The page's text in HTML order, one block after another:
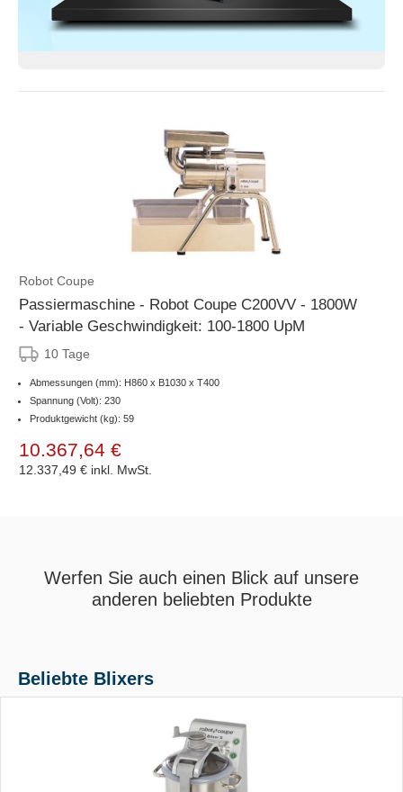
Robot Coupe
Passiermaschine - Robot Coupe C200VV - 1800W
- Variable Geschwindigkeit: 100-1800 UpM
10 Tage
Abmessungen (mm): H860 x B1030 x T400
Spannung (Volt): 230
Produktgewicht (kg): 59
10.367,64 €
12.337,49 € inkl. MwSt.
Werfen Sie auch einen Blick auf unsere
anderen beliebten Produkte
Beliebte Blixers